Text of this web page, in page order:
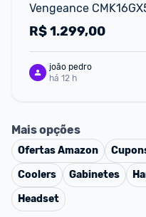
Vengeance
R$1.299,00
joão pedro
há 12 h
Mais opções
OfertasAmazon
Coolers
Gabinetes
Headset